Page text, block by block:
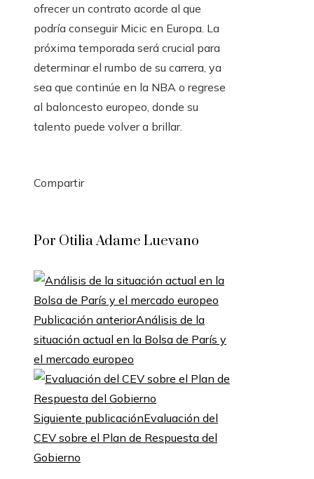
ofrecer un contrato acorde al que
podría conseguir Micic en Europa. La
próxima temporada será crucial para
determinar el rumbo de su carrera, ya
sea que continúe en la NBA o regrese
al baloncesto europeo, donde su
talento puede volver a brillar.
Compartir
Por Otilia Adame Luevano
Publicación anteriorAnálisis de la
situación actual en la Bolsa de París y
el mercado europeo
Siguiente publicaciónEvaluación del
CEV sobre el Plan de Respuesta del
Gobierno